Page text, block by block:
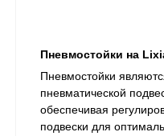
Пневмостойки на
​Пневмостойки
пневматической
обеспечивая
подвески для